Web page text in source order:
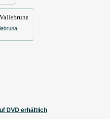
DVD erhältlich